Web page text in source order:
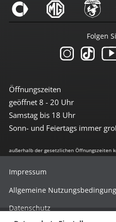
Sprachsteuerung
Touchscreen
Airbag
Beifahrerairbag abschaltbar
Berganfahrhilfe
Blendfreies Fernlicht
Bremsassistent
Einparkhilfe vorn + hinten
Fernlichtassistent
Geschwindigkeit-
ISOFIX Beifahrersitz
Kurvenlicht
Öffnungszeiten
geöffnet 8 - 20 Uhr
Samstag bis 18 Uhr
Sonn- und Feiertags immer
Folgen
außerhalb der gesetzlichen Öffnungszeiten
Impressum
Allgemeine
Datenschutz